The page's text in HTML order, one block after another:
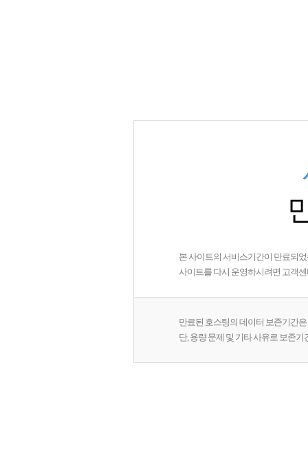
본 사이트의 서비스기간이 만료되
사이트를 다시 운영하시려면 고객
만료된 호스팅의 데이터 보존기간
단, 용량 문제 및 기타 사유로 보존